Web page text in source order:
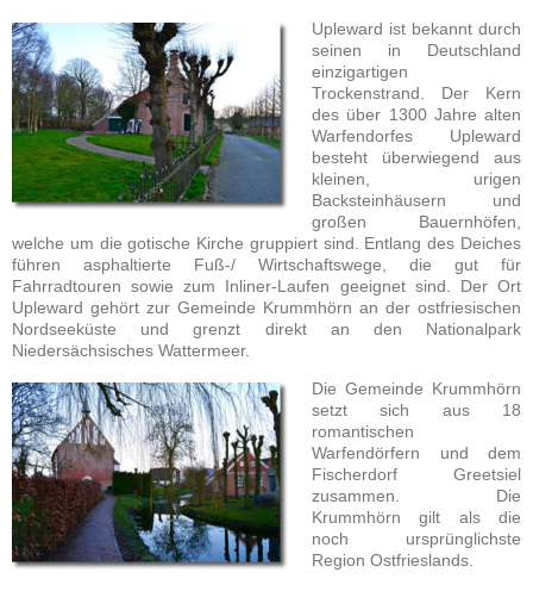
Upleward ist bekannt durch
seinen in Deutschland
einzigartigen
Trockenstrand. Der Kern
des über 1300 Jahre alten
Warfendorfes Upleward
besteht überwiegend aus
kleinen, urigen
Backsteinhäusern und
großen Bauernhöfen,
welche um die gotische Kirche gruppiert sind. Entlang des Deiches
führen asphaltierte Fuß-/ Wirtschaftswege, die gut für
Fahrradtouren sowie zum Inliner-Laufen geeignet sind. Der Ort
Upleward gehört zur Gemeinde Krummhörn an der ostfriesischen
Nordseeküste und grenzt direkt an den Nationalpark
Niedersächsisches Wattermeer.
Die Gemeinde Krummhörn
setzt sich aus 18
romantischen
Warfendörfern und dem
Fischerdorf Greetsiel
zusammen. Die
Krummhörn gilt als die
noch ursprünglichste
Region Ostfrieslands.